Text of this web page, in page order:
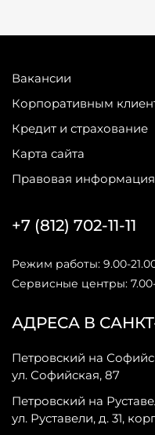
Вакансии
Корпоративным
Кредит и страхование
Карта сайта
Правовая информация
АДРЕСА В
Петровский на
ул. Софийская, 87
Петровский на
ул. Руставели, д. 31,
+7 (812) 702-11-11
Режим работы: 9.00-
Сервисные центры: